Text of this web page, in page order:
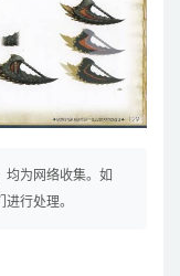
为网络收集。如
行处理。